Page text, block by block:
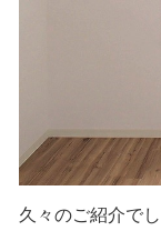
久々のご紹介で